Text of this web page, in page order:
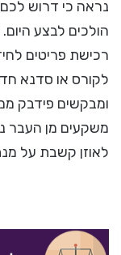
נראה כי דרוש לכם
הולכים לבצע
רכישת פריטים
לקורס או סדנא
ומבקשים פידבק
משקעים מן העבר
לאוזן קשבת על